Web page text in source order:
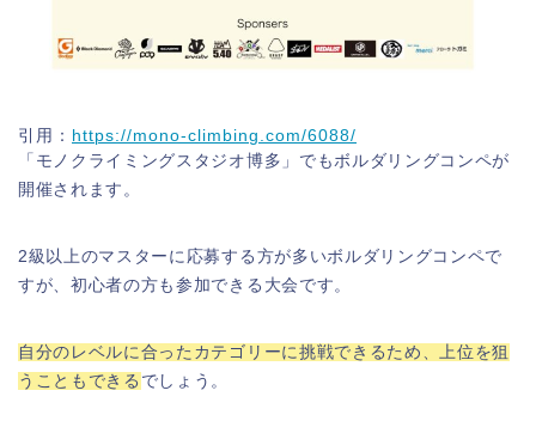
引用： https://mono-climbing.com/6088/
「モノクライミングスタジオ博多」でもボルダリングコンペが
開催されます。
2級以上のマスターに応募する方が多いボルダリングコンペで
すが、初心者の方も参加できる大会です。
自分のレベルに合ったカテゴリーに挑戦できるため、上位を狙
うこともできる でしょう。